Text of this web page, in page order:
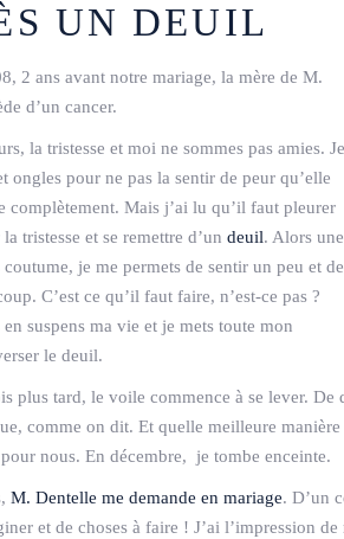
UN DEUIL
2 ans avant notre mariage, la mère de M.
d’un cancer.
la tristesse et moi ne sommes pas amies. Je
ongles pour ne pas la sentir de peur qu’elle
complètement. Mais j’ai lu qu’il faut pleurer
tristesse et se remettre d’un deuil. Alors une
coutume, je me permets de sentir un peu et de
C’est ce qu’il faut faire, n’est-ce pas ?
suspens ma vie et je mets toute mon
le deuil.
plus tard, le voile commence à se lever.
comme on dit. Et quelle meilleure
nous. En décembre, je tombe enceinte.
M. Dentelle me demande en mariage. D’un
et de choses à faire ! J’ai l’impression